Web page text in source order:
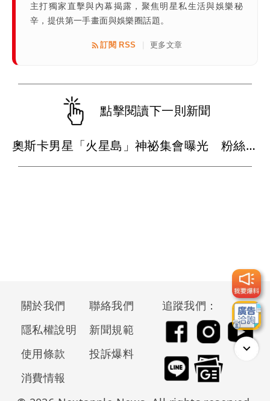
主打獨家直擊與內幕揭露，聚焦明星私生活與娛樂秘
辛，提供第一手畫面與娛樂圈話題。
訂閱 RSS 更多文章
點擊閱讀下一則新聞
奧斯卡男星「火星島」神祕集會曝光 粉絲穿白衣朝拜、邪教疑雲再起
關於我們
聯絡我們
隱私權說明
新聞規範
使用條款
投訴爆料
消費情報
追蹤我們：